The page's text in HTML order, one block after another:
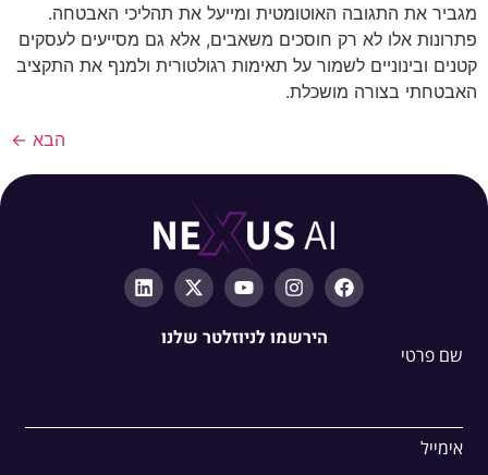
מגביר את התגובה האוטומטית ומייעל את תהליכי האבטחה.
פתרונות אלו לא רק חוסכים משאבים, אלא גם מסייעים לעסקים
קטנים ובינוניים לשמור על תאימות רגולטורית ולמנף את התקציב
האבטחתי בצורה מושכלת.
הבא ←
הירשמו לניוזלטר שלנו
שם פרטי
אימייל